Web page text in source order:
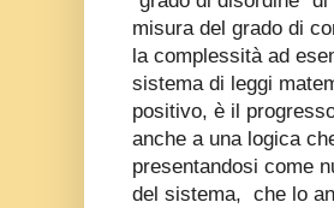
misura del grado di
la complessità ad
sistema di leggi
positivo, è il
anche a una logica
presentandosi come
del sistema, che lo